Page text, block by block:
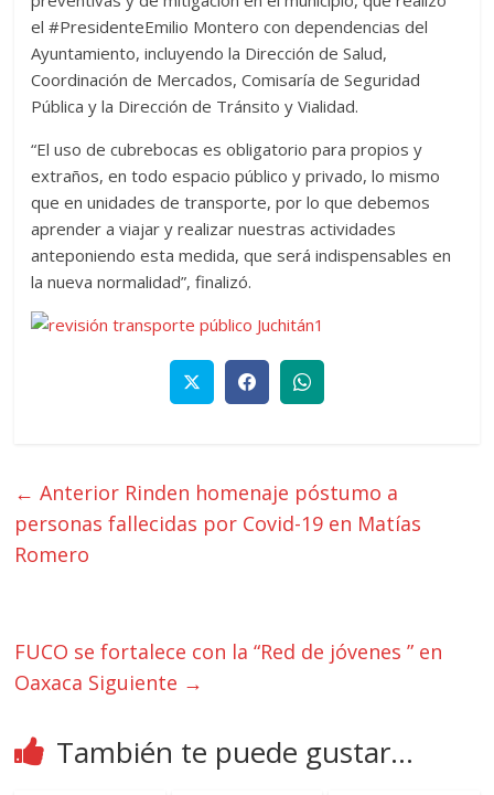
el #PresidenteEmilio Montero con dependencias del
Ayuntamiento, incluyendo la Dirección de Salud,
Coordinación de Mercados, Comisaría de Seguridad
Pública y la Dirección de Tránsito y Vialidad.
“El uso de cubrebocas es obligatorio para propios y
extraños, en todo espacio público y privado, lo mismo
que en unidades de transporte, por lo que debemos
aprender a viajar y realizar nuestras actividades
anteponiendo esta medida, que será indispensables en
la nueva normalidad”, finalizó.
← Anterior Rinden homenaje póstumo a
personas fallecidas por Covid-19 en Matías
Romero
FUCO se fortalece con la “Red de jóvenes ” en
Oaxaca Siguiente →
También te puede gustar...